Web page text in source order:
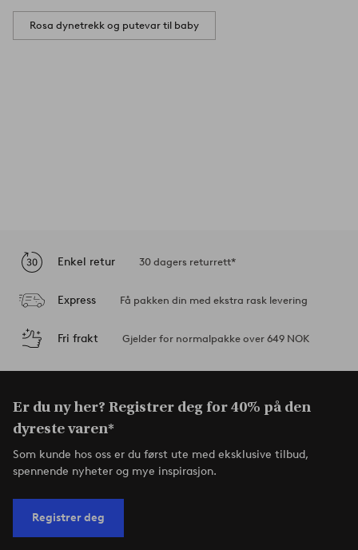
Rosa dynetrekk og putevar til baby
Enkel retur 30 dagers returrett*
Express Få pakken din med ekstra rask levering
Fri frakt Gjelder for normalpakke over 649 NOK
Er du ny her? Registrer deg for 40% på den
dyreste varen*
Som kunde hos oss er du først ute med eksklusive tilbud,
spennende nyheter og mye inspirasjon.
Registrer deg